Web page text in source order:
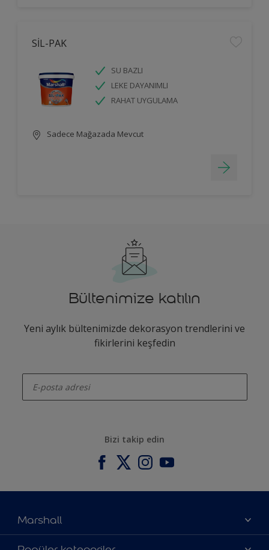
SİL-PAK
SU BAZLI
LEKE DAYANIMLI
RAHAT UYGULAMA
Sadece Mağazada Mevcut
Bültenimize katılın
Yeni aylık bültenimizde dekorasyon trendlerini ve
fikirlerini keşfedin
Bizi takip edin
Marshall
Hakkımızda